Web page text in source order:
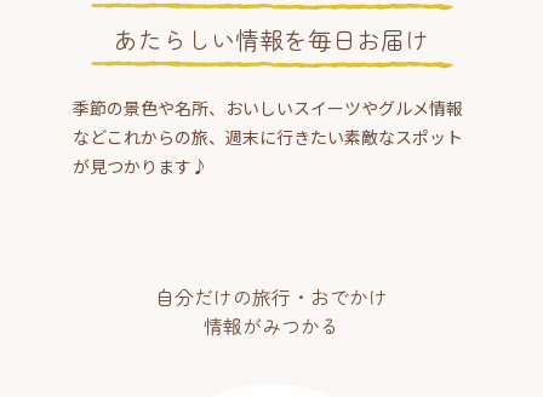
あたらしい情報を毎日お届け
季節の景色や名所、おいしいスイーツやグルメ情報
などこれからの旅、週末に行きたい素敵なスポット
が見つかります♪
自分だけの旅行・おでかけ
情報がみつかる